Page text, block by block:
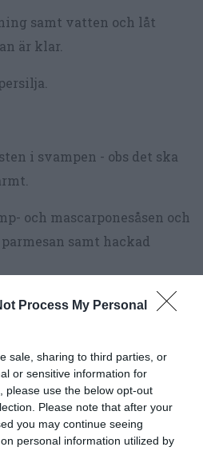
Process My Personal
sale, sharing to third parties, or
or sensitive information for
please use the below opt-out
Please note that after your
you may continue seeing
personal information utilized by
samt vatten och låt
är klar.
i svampen - obs det ska
och mascarponesåsen och
samt hackad